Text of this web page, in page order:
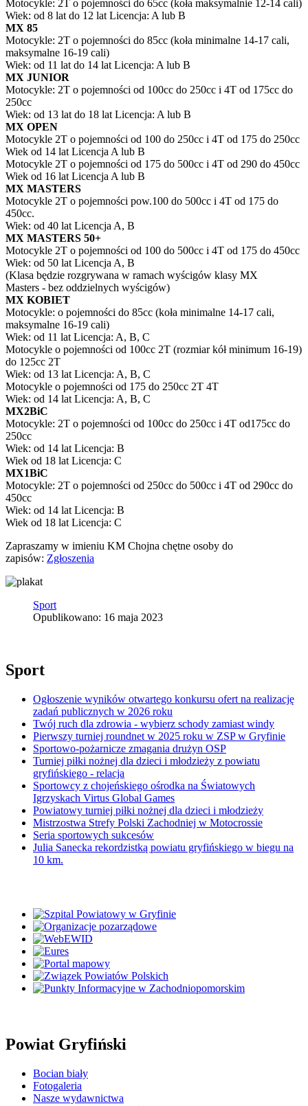
Motocykle: 2T o pojemności do 65cc (koła maksymalnie 12-14 cali)
Wiek: od 8 lat do 12 lat Licencja: A lub B
MX 85
Motocykle: 2T o pojemności do 85cc (koła minimalne 14-17 cali,
maksymalne 16-19 cali)
Wiek: od 11 lat do 14 lat Licencja: A lub B
MX JUNIOR
Motocykle: 2T o pojemności od 100cc do 250cc i 4T od 175cc do
250cc
Wiek: od 13 lat do 18 lat Licencja: A lub B
MX OPEN
Motocykle 2T o pojemności od 100 do 250cc i 4T od 175 do 250cc
Wiek od 14 lat Licencja A lub B
Motocykle 2T o pojemności od 175 do 500cc i 4T od 290 do 450cc
Wiek od 16 lat Licencja A lub B
MX MASTERS
Motocykle 2T o pojemności pow.100 do 500cc i 4T od 175 do
450cc.
Wiek: od 40 lat Licencja A, B
MX MASTERS 50+
Motocykle 2T o pojemności od 100 do 500cc i 4T od 175 do 450cc
Wiek: od 50 lat Licencja A, B
(Klasa będzie rozgrywana w ramach wyścigów klasy MX
Masters - bez oddzielnych wyścigów)
MX KOBIET
Motocykle: o pojemności do 85cc (koła minimalne 14-17 cali,
maksymalne 16-19 cali)
Wiek: od 11 lat Licencja: A, B, C
Motocykle o pojemności od 100cc 2T (rozmiar kół minimum 16-19)
do 125cc 2T
Wiek: od 13 lat Licencja: A, B, C
Motocykle o pojemności od 175 do 250cc 2T 4T
Wiek: od 14 lat Licencja: A, B, C
MX2BiC
Motocykle: 2T o pojemności od 100cc do 250cc i 4T od175cc do
250cc
Wiek: od 14 lat Licencja: B
Wiek od 18 lat Licencja: C
MX1BiC
Motocykle: 2T o pojemności od 250cc do 500cc i 4T od 290cc do
450cc
Wiek: od 14 lat Licencja: B
Wiek od 18 lat Licencja: C
Zapraszamy w imieniu KM Chojna chętne osoby do
zapisów: Zgłoszenia
Sport
Opublikowano: 16 maja 2023
Sport
Ogłoszenie wyników otwartego konkursu ofert na realizację
zadań publicznych w 2026 roku
Twój ruch dla zdrowia - wybierz schody zamiast windy
Pierwszy turniej roundnet w 2025 roku w ZSP w Gryfinie
Sportowo-pożarnicze zmagania drużyn OSP
Turniej piłki nożnej dla dzieci i młodzieży z powiatu
gryfińskiego - relacja
Sportowcy z chojeńskiego ośrodka na Światowych
Igrzyskach Virtus Global Games
Powiatowy turniej piłki nożnej dla dzieci i młodzieży
Mistrzostwa Strefy Polski Zachodniej w Motocrossie
Seria sportowych sukcesów
Julia Sanecka rekordzistką powiatu gryfińskiego w biegu na
10 km.
Powiat Gryfiński
Bocian biały
Fotogaleria
Nasze wydawnictwa